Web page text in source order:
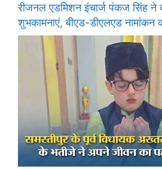
रीजनल एडमिशन इंचार्ज पंकज सिंह ने
शुभकामनाएं, बीएड-डीएलएड नामांकन